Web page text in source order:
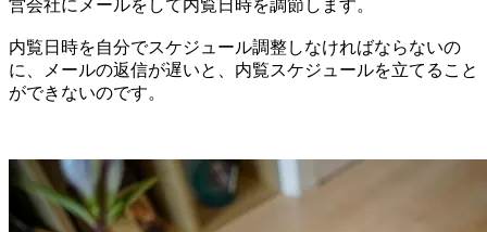
営会社にメールをして内覧日時を調節します。
内覧日時を自分でスケジュール調整しなければならないの
に、メールの返信が遅いと、内覧スケジュールを立てること
ができないのです。